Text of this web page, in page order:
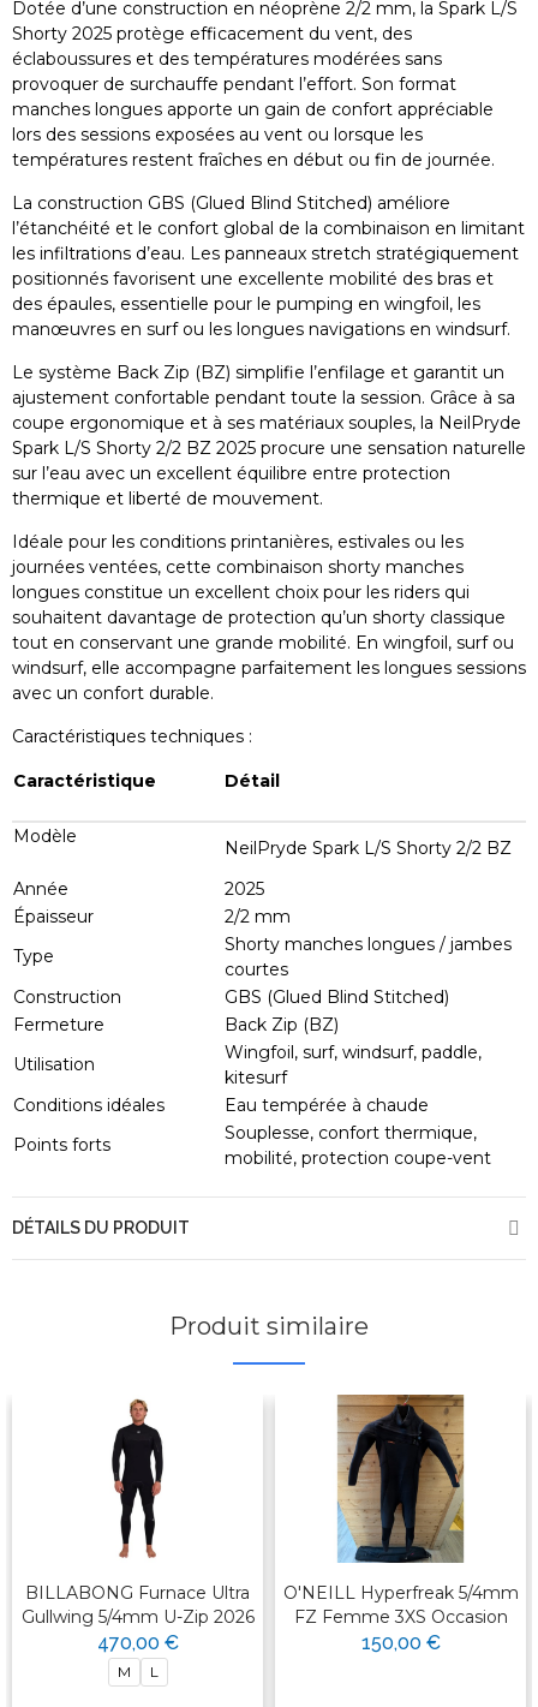
Dotée d’une construction en néoprène 2/2 mm, la Spark L/S
Shorty 2025 protège efficacement du vent, des
éclaboussures et des températures modérées sans
provoquer de surchauffe pendant l’effort. Son format
manches longues apporte un gain de confort appréciable
lors des sessions exposées au vent ou lorsque les
températures restent fraîches en début ou fin de journée.
La construction GBS (Glued Blind Stitched) améliore
l’étanchéité et le confort global de la combinaison en limitant
les infiltrations d’eau. Les panneaux stretch stratégiquement
positionnés favorisent une excellente mobilité des bras et
des épaules, essentielle pour le pumping en wingfoil, les
manœuvres en surf ou les longues navigations en windsurf.
Le système Back Zip (BZ) simplifie l’enfilage et garantit un
ajustement confortable pendant toute la session. Grâce à sa
coupe ergonomique et à ses matériaux souples, la NeilPryde
Spark L/S Shorty 2/2 BZ 2025 procure une sensation naturelle
sur l’eau avec un excellent équilibre entre protection
thermique et liberté de mouvement.
Idéale pour les conditions printanières, estivales ou les
journées ventées, cette combinaison shorty manches
longues constitue un excellent choix pour les riders qui
souhaitent davantage de protection qu’un shorty classique
tout en conservant une grande mobilité. En wingfoil, surf ou
windsurf, elle accompagne parfaitement les longues sessions
avec un confort durable.
Caractéristiques techniques :
Caractéristique Détail
Modèle
NeilPryde Spark L/S Shorty 2/2 BZ
Année
2025
Épaisseur
2/2 mm
Type
Shorty manches longues / jambes
courtes
Construction
GBS (Glued Blind Stitched)
Fermeture
Back Zip (BZ)
Utilisation
Wingfoil, surf, windsurf, paddle,
kitesurf
Conditions idéales
Eau tempérée à chaude
Points forts
Souplesse, confort thermique,
mobilité, protection coupe-vent
DÉTAILS DU PRODUIT
Produit similaire
BILLABONG Furnace Ultra
Gullwing 5/4mm U-Zip 2026
470,00 €
M L
O'NEILL Hyperfreak 5/4mm
FZ Femme 3XS Occasion
150,00 €